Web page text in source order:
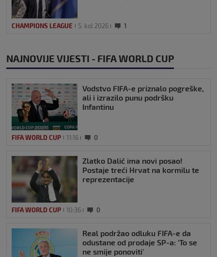
CHAMPIONS LEAGUE 5. kol 2026 1
NAJNOVIJE VIJESTI - FIFA WORLD CUP
Vodstvo FIFA-e priznalo pogreške,
ali i izrazilo punu podršku
Infantinu
FIFA WORLD CUP 11:16 0
Zlatko Dalić ima novi posao!
Postaje treći Hrvat na kormilu te
reprezentacije
FIFA WORLD CUP 10:36 0
Real podržao odluku FIFA-e da
odustane od prodaje SP-a: ‘To se
ne smije ponoviti’